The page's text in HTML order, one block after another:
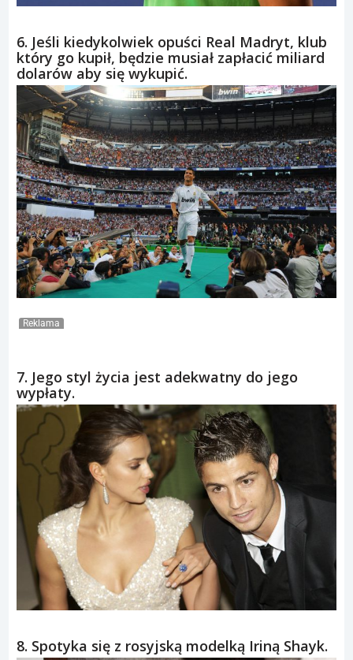
6. Jeśli kiedykolwiek opuści Real Madryt, klub
który go kupił, będzie musiał zapłacić miliard
dolarów aby się wykupić.
Reklama
7. Jego styl życia jest adekwatny do jego
wypłaty.
8. Spotyka się z rosyjską modelką Iriną Shayk.